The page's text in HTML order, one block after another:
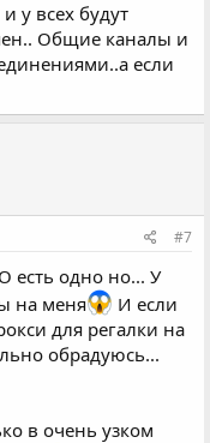
у всех будут
Общие каналы и
если
#7
есть одно но... У
на меня
И если
для регалки на
обрадуюсь...
в очень узком